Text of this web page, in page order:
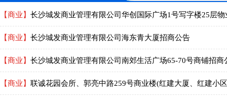
【商业】 长沙城发商业管理有限公司华创国际广场1号写字楼25层
【商业】 长沙城发商业管理有限公司海东青大厦招商公告
【商业】 长沙城发商业管理有限公司南郊生活广场65-70号商铺招商
【商业】 联诚花园会所、郭亮中路259号商业楼(红建大厦、红建小区)、紫鑫写字